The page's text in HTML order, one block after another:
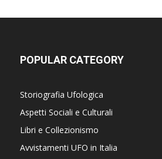
POPULAR CATEGORY
Storiografia Ufologica
Aspetti Sociali e Culturali
Libri e Collezionismo
Avvistamenti UFO in Italia